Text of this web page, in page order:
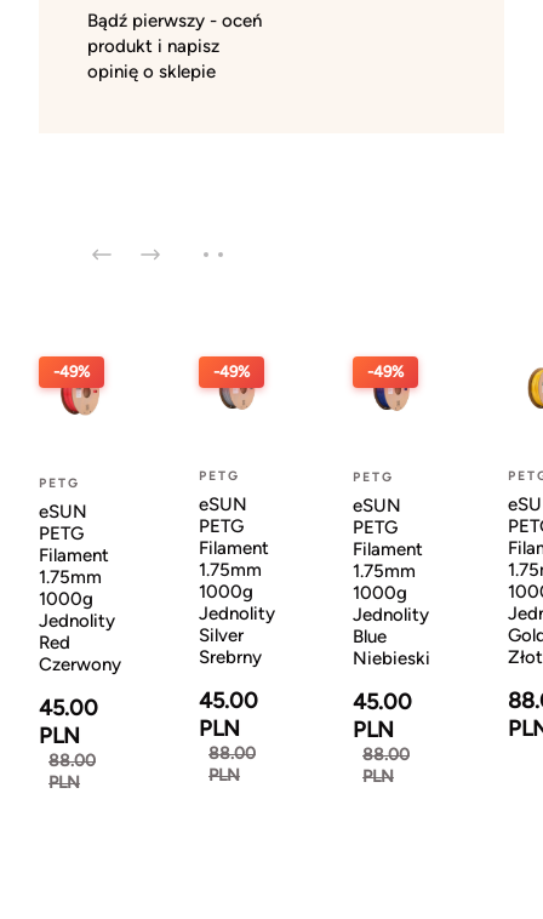
Bądź pierwszy - oceń
produkt i napisz
opinię o sklepie
-49%
PETG
eSUN
PETG
Filament
1.75mm
1000g
Jednolity
Red
Czerwony
45.00
PLN
88.00
PLN
-49%
PETG
eSUN
PETG
Filament
1.75mm
1000g
Jednolity
Silver
Srebrny
45.00
PLN
88.00
PLN
-49%
PETG
eSUN
PETG
Filament
1.75mm
1000g
Jednolity
Blue
Niebieski
45.00
PLN
88.00
PLN